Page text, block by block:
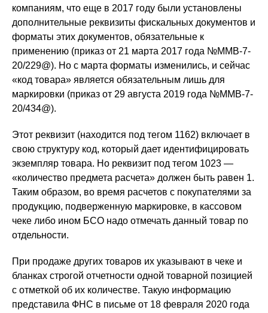
компаниям, что еще в 2017 году были установлены
дополнительные реквизиты фискальных документов и
форматы этих документов, обязательные к
применению (приказ от 21 марта 2017 года №ММВ-7-
20/229@). Но с марта форматы изменились, и сейчас
«код товара» является обязательным лишь для
маркировки (приказ от 29 августа 2019 года №ММВ-7-
20/434@).
Этот реквизит (находится под тегом 1162) включает в
свою структуру код, который дает идентифицировать
экземпляр товара. Но реквизит под тегом 1023 —
«количество предмета расчета» должен быть равен 1.
Таким образом, во время расчетов с покупателями за
продукцию, подверженную маркировке, в кассовом
чеке либо ином БСО надо отмечать данный товар по
отдельности.
При продаже других товаров их указывают в чеке и
бланках строгой отчетности одной товарной позицией
с отметкой об их количестве. Такую информацию
представила ФНС в письме от 18 февраля 2020 года